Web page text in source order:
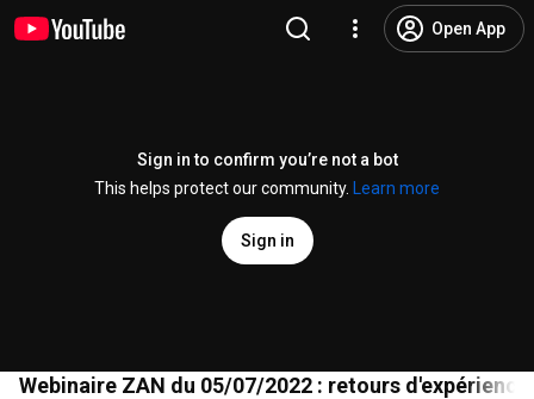
Open App
Sign in to confirm you’re not a bot
This helps protect our community.
Learn more
Sign in
Webinaire ZAN du 05/07/2022 : retours